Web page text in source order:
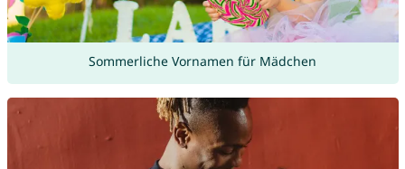
Sommerliche Vornamen für Mädchen